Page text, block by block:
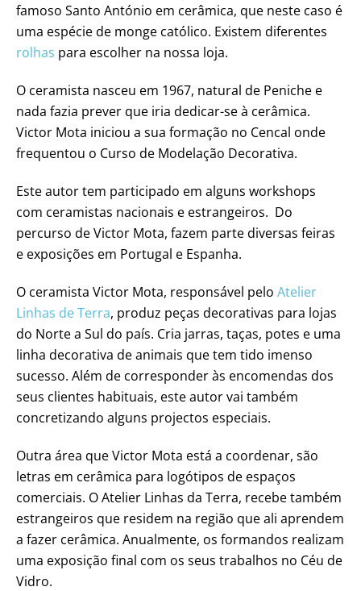
famoso Santo António em cerâmica, que neste caso é
uma espécie de monge católico. Existem diferentes
rolhas para escolher na nossa loja.
O ceramista nasceu em 1967, natural de Peniche e
nada fazia prever que iria dedicar-se à cerâmica.
Victor Mota iniciou a sua formação no Cencal onde
frequentou o Curso de Modelação Decorativa.
Este autor tem participado em alguns workshops
com ceramistas nacionais e estrangeiros. Do
percurso de Victor Mota, fazem parte diversas feiras
e exposições em Portugal e Espanha.
O ceramista Victor Mota, responsável pelo Atelier
Linhas de Terra, produz peças decorativas para lojas
do Norte a Sul do país. Cria jarras, taças, potes e uma
linha decorativa de animais que tem tido imenso
sucesso. Além de corresponder às encomendas dos
seus clientes habituais, este autor vai também
concretizando alguns projectos especiais.
Outra área que Victor Mota está a coordenar, são
letras em cerâmica para logótipos de espaços
comerciais. O Atelier Linhas da Terra, recebe também
estrangeiros que residem na região que ali aprendem
a fazer cerâmica. Anualmente, os formandos realizam
uma exposição final com os seus trabalhos no Céu de
Vidro.